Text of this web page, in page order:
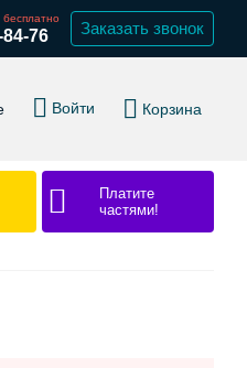
бесплатно
76 Заказать звонок
Войти Корзина
Платите
частями!